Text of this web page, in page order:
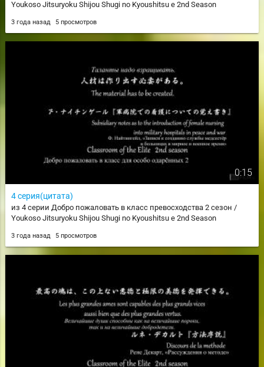
Youkoso Jitsuryoku Shijou Shugi no Kyoushitsu e 2nd Season
3 года назад 5 просмотров
0:15
4 серия(цитата)
из 4 серии Добро пожаловать в класс превосходства 2 сезон /
Youkoso Jitsuryoku Shijou Shugi no Kyoushitsu e 2nd Season
3 года назад 5 просмотров